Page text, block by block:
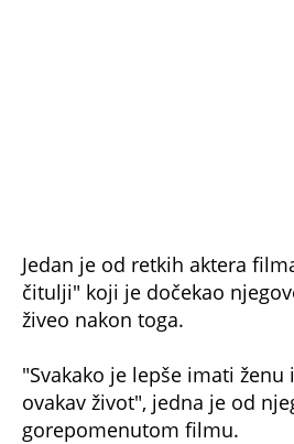
Jedan je od retkih aktera
čitulji" koji je dočekao
živeo nakon toga.
"Svakako je lepše imati
ovakav život", jedna je od
gorepomenutom filmu.